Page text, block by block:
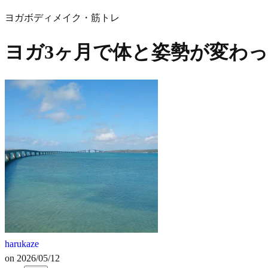
ヨガボディメイク・筋トレ
ヨガ3ヶ月で体と姿勢が変わ
harukaze
on 2026/05/12